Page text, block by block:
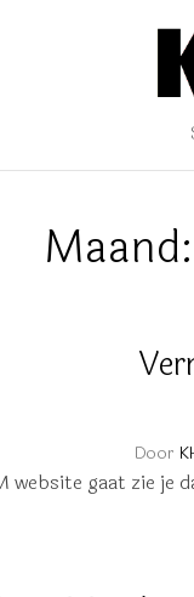
van het
Maand:
Door
website gaat zie